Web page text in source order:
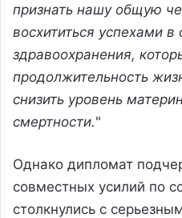
признать нашу общую
восхититься успехами в
здравоохранения,
продолжительность
снизить уровень
смертности."
Однако дипломат
совместных усилий по
столкнулись с